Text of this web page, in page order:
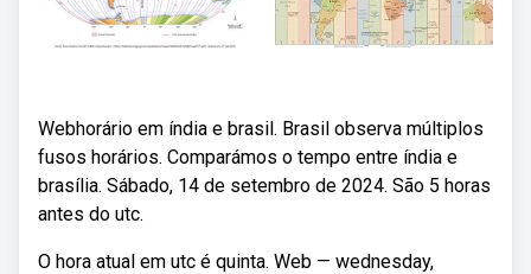
Webhorário em índia e brasil. Brasil observa múltiplos
fusos horários. Comparámos o tempo entre índia e
brasília. Sábado, 14 de setembro de 2024. São 5 horas
antes do utc.
O hora atual em utc é quinta. Web — wednesday,